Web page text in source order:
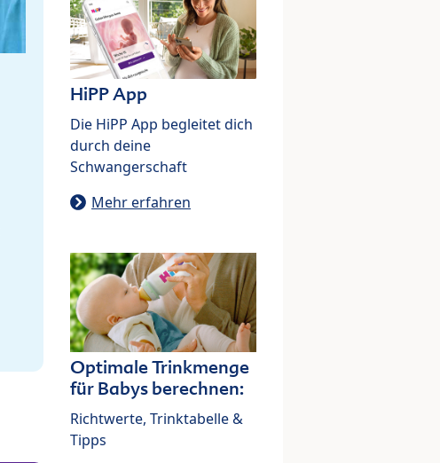
HiPP App
Die HiPP App begleitet dich
durch deine
Schwangerschaft
Mehr erfahren
Optimale Trinkmenge
für Babys berechnen:
Richtwerte, Trinktabelle &
Tipps